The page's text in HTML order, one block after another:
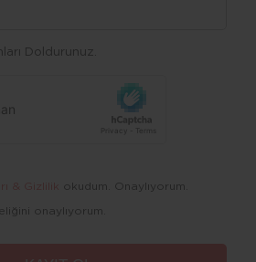
Doldurunuz.
okudum. Onaylıyorum.
onaylıyorum.